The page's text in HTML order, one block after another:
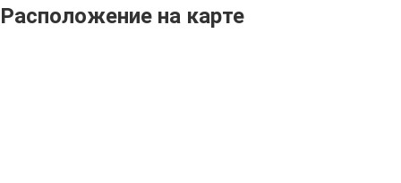
Расположение на карте